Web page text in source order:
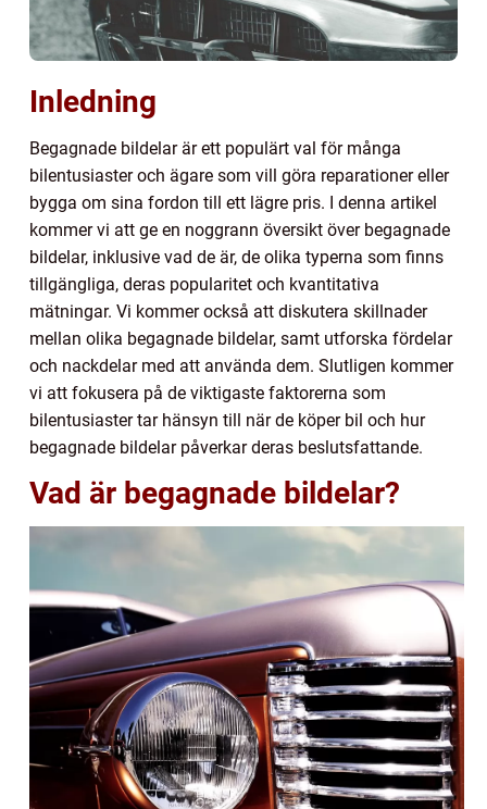
Inledning
Begagnade bildelar är ett populärt val för många
bilentusiaster och ägare som vill göra reparationer eller
bygga om sina fordon till ett lägre pris. I denna artikel
kommer vi att ge en noggrann översikt över begagnade
bildelar, inklusive vad de är, de olika typerna som finns
tillgängliga, deras popularitet och kvantitativa
mätningar. Vi kommer också att diskutera skillnader
mellan olika begagnade bildelar, samt utforska fördelar
och nackdelar med att använda dem. Slutligen kommer
vi att fokusera på de viktigaste faktorerna som
bilentusiaster tar hänsyn till när de köper bil och hur
begagnade bildelar påverkar deras beslutsfattande.
Vad är begagnade bildelar?